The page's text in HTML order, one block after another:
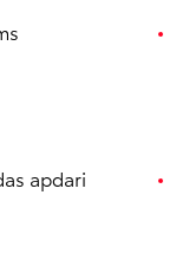
apdari